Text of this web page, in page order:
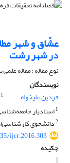
عشّاق و شهر
در شهر رشت
نوع مقاله : مقاله
نویسندگان
فردین علیخواه
1
1استادیار
2دانشجوی
ijcr.2016.303
چکیده